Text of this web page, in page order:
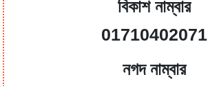
বিকাশ নাম্বার
01710402071
নগদ নাম্বার